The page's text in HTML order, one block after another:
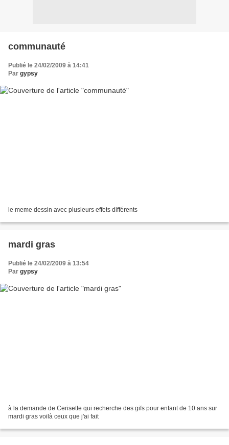
communauté
Publié le 24/02/2009 à 14:41
Par gypsy
le meme dessin avec plusieurs effets différents
mardi gras
Publié le 24/02/2009 à 13:54
Par gypsy
à la demande de Cerisette qui recherche des gifs pour enfant de 10 ans sur
mardi gras voilà ceux que j'ai fait